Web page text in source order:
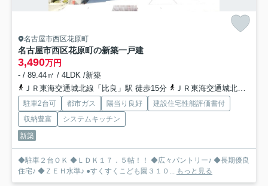
名古屋市西区花原町
名古屋市西区花原町の新築一戸建
3,490万円
- / 89.44㎡ / 4LDK /新築
ＪＲ東海交通城北線「比良」駅 徒歩15分
ＪＲ東海交通城北線「小田井」駅 徒歩17分
駐車2台可 都市ガス 陽当り良好
建設住宅性能評価書付
収納豊富
システムキッチン
新築
◆駐車２台ＯＫ ◆ＬＤＫ１７．５帖！！ ◆広々パントリー♪ ◆長期優良
住宅♪ ◆ＺＥＨ水準♪ ●すくすくこども園３１０... もっと見る